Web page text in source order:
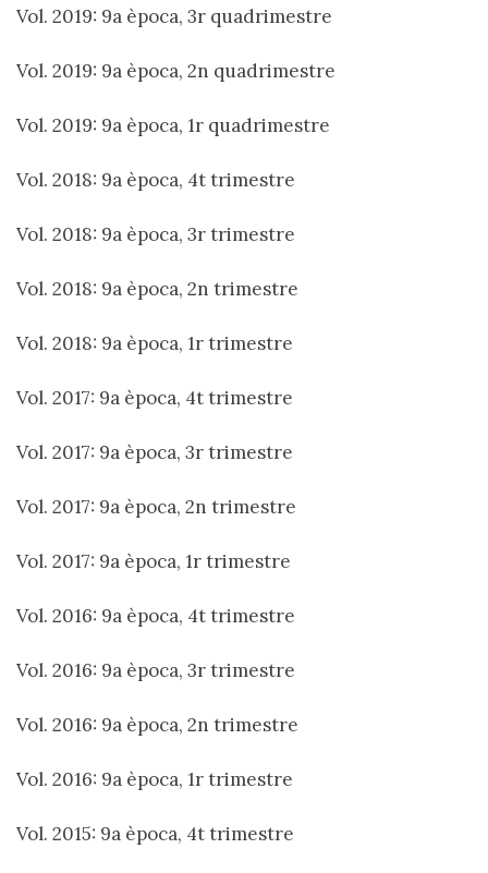
Vol. 2019: 9a època, 3r quadrimestre
Vol. 2019: 9a època, 2n quadrimestre
Vol. 2019: 9a època, 1r quadrimestre
Vol. 2018: 9a època, 4t trimestre
Vol. 2018: 9a època, 3r trimestre
Vol. 2018: 9a època, 2n trimestre
Vol. 2018: 9a època, 1r trimestre
Vol. 2017: 9a època, 4t trimestre
Vol. 2017: 9a època, 3r trimestre
Vol. 2017: 9a època, 2n trimestre
Vol. 2017: 9a època, 1r trimestre
Vol. 2016: 9a època, 4t trimestre
Vol. 2016: 9a època, 3r trimestre
Vol. 2016: 9a època, 2n trimestre
Vol. 2016: 9a època, 1r trimestre
Vol. 2015: 9a època, 4t trimestre